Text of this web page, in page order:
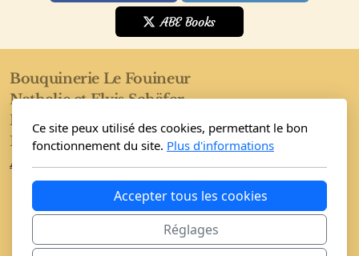
ABE Books
Bouquinerie Le Fouineur
Nathalie et Elvis Schäfer
Rue de l'Eglise 40
1955 Saint-Pierre-de-Clages
Accueil
Ce site peux utilisé des cookies, permettant le bon
fonctionnement du site. Plus d'informations
Accepter tous les cookies
Réglages